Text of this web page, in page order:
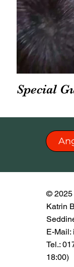
Special
© 2025
Katrin
E-Mail:
Tel.:
18:00)